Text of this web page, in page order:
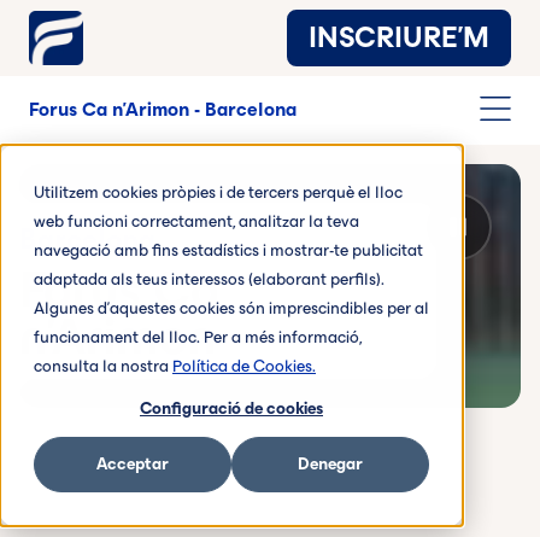
Utilitzem cookies pròpies i de tercers perquè el lloc
web funcioni correctament, analitzar la teva
navegació amb fins estadístics i mostrar-te publicitat
adaptada als teus interessos (elaborant perfils).
Algunes d'aquestes cookies són imprescindibles per al
funcionament del lloc. Per a més informació,
consulta la nostra Política de Cookies.
Configuració de cookies
Acceptar Denegar
INSCRIURE'M
Forus Ca n'Arimon - Barcelona
Vídeo de fondo en reproducción
Barcelona
Forus Ca
n'Arimon